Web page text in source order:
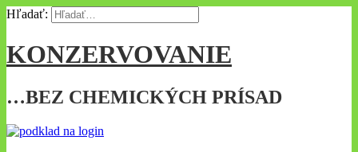
Hľadať:
KONZERVOVANIE
…BEZ CHEMICKÝCH PRÍSAD